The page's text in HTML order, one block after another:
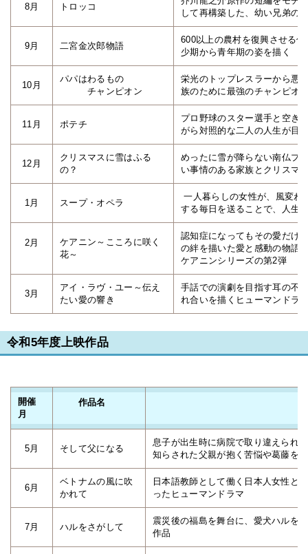
8月 トロッコ
して再構築した、幼い兄弟の
9月 二宮金次郎物語
600以上の農村を復興させる
少期から青年期の姿を描く
10月
パパはわるもの
チャンピオン
栄光のトップレスラーから悪
族のために最強のチャンピオ
11月 ポテチ
プロ野球のスター選手と空き
がら対照的な二人の人生が目
12月
クリスマスに雪はふる
の？
めったに雪が降らない南仏プ
い事情のある家族とクリスマ
1月 スープ・オペラ
一人暮らしの女性が、風変わ
する毎日を送ることで、人生
2月
ケアニン～こころに咲く
花～
認知症になってもその愛だけ
の絆を描いた愛と感動の物語
ケアニンシリーズの第2弾
3月
アイ・ラヴ・ユー～伝え
たい愛の響き
手話での演劇を目指す耳の不
れ合いを描くヒューマンドラ
令和5年度上映作品
開催
月
作品名
5月 そして父になる
息子が出生時に病院で取り違えられ
知らされた父親が抱く苦悩や葛藤を
6月
ベトナムの風に吹
かれて
日本語教師として働く日本人女性と
ったヒューマンドラマ
7月 ハルをさがして
震災後の福島を舞台に、愛犬ハルを
作品